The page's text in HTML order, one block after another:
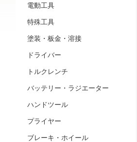
電動工具
特殊工具
塗装・板金・溶接
ドライバー
トルクレンチ
バッテリー・ラジエーター
ハンドツール
プライヤー
ブレーキ・ホイール